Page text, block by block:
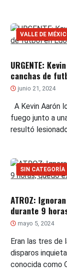
VALLE DE
URGENTE:
canchas de
junio 21, 2024
A Kevin Aarón
fuego junto a
resultó
SIN CATEGORÍA
ATROZ:
durante 9
mayo 5, 2024
Eran las tres de
disparos
conocida como